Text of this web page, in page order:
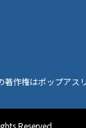
作権はポップアス
Reserved.